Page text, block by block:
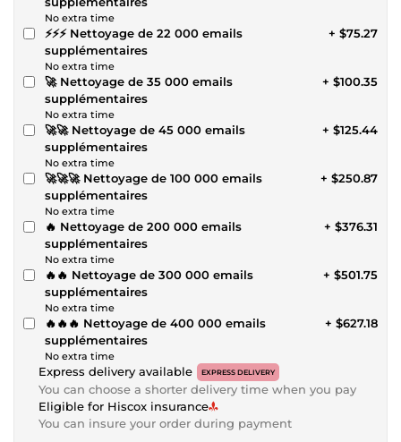
No extra time
⚡⚡⚡ Nettoyage de 22 000 emails
supplémentaires
No extra time
+ $75.27
🚀 Nettoyage de 35 000 emails
supplémentaires
No extra time
+ $100.35
🚀🚀 Nettoyage de 45 000 emails
supplémentaires
No extra time
+ $125.44
🚀🚀🚀 Nettoyage de 100 000 emails
supplémentaires
No extra time
+ $250.87
🔥 Nettoyage de 200 000 emails
supplémentaires
No extra time
+ $376.31
🔥🔥 Nettoyage de 300 000 emails
supplémentaires
No extra time
+ $501.75
🔥🔥🔥 Nettoyage de 400 000 emails
supplémentaires
No extra time
+ $627.18
Express delivery available EXPRESS DELIVERY
You can choose a shorter delivery time when you pay
Eligible for Hiscox insurance
You can insure your order during payment